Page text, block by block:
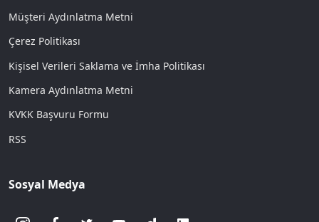
Müşteri Aydınlatma Metni
Çerez Politikası
Kişisel Verileri Saklama ve İmha Politikası
Kamera Aydınlatma Metni
KVKK Başvuru Formu
RSS
Sosyal Medya